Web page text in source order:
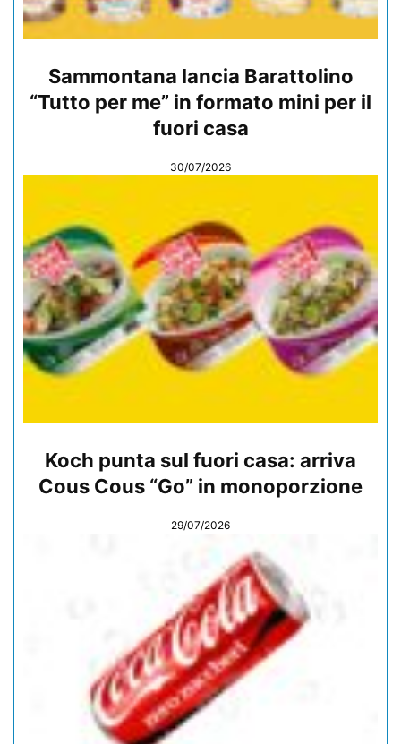
Sammontana lancia Barattolino
“Tutto per me” in formato mini per il
fuori casa
30/07/2026
Koch punta sul fuori casa: arriva
Cous Cous “Go” in monoporzione
29/07/2026